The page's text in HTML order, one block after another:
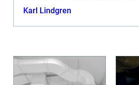
som förändrar sättet...
Karl Lindgren